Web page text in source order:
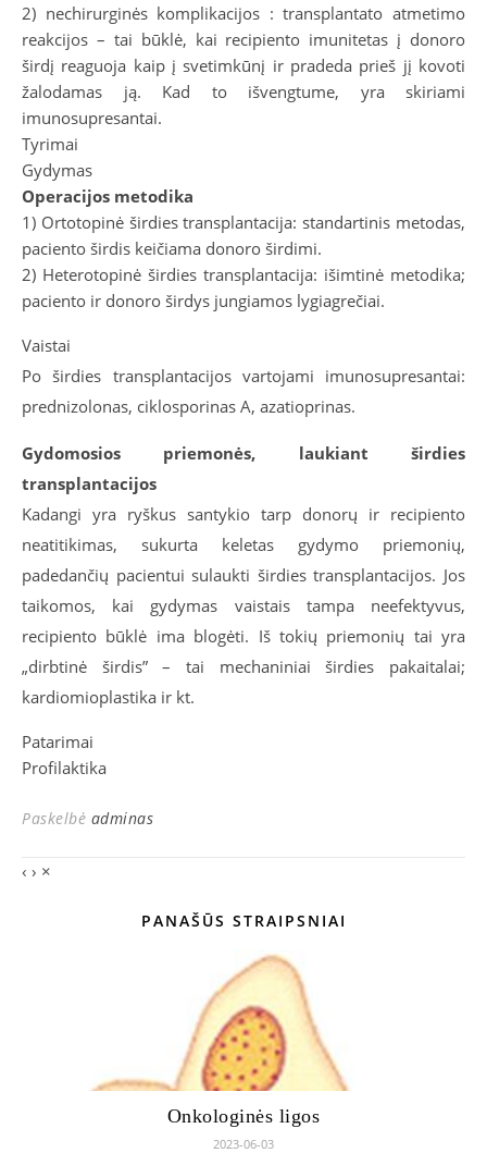
2) nechirurginės komplikacijos : transplantato atmetimo
reakcijos – tai būklė, kai recipiento imunitetas į donoro
širdį reaguoja kaip į svetimkūnį ir pradeda prieš jį kovoti
žalodamas ją. Kad to išvengtume, yra skiriami
imunosupresantai.
Tyrimai
Gydymas
Operacijos metodika
1) Ortotopinė širdies transplantacija: standartinis metodas,
paciento širdis keičiama donoro širdimi.
2) Heterotopinė širdies transplantacija: išimtinė metodika;
paciento ir donoro širdys jungiamos lygiagrečiai.
Vaistai
Po širdies transplantacijos vartojami imunosupresantai:
prednizolonas, ciklosporinas A, azatioprinas.
Gydomosios priemonės, laukiant širdies
transplantacijos
Kadangi yra ryškus santykio tarp donorų ir recipiento
neatitikimas, sukurta keletas gydymo priemonių,
padedančių pacientui sulaukti širdies transplantacijos. Jos
taikomos, kai gydymas vaistais tampa neefektyvus,
recipiento būklė ima blogėti. Iš tokių priemonių tai yra
„dirbtinė širdis” – tai mechaniniai širdies pakaitalai;
kardiomioplastika ir kt.
Patarimai
Profilaktika
Paskelbė adminas
‹ › ×
PANAŠŪS STRAIPSNIAI
Onkologinės ligos
2023-06-03